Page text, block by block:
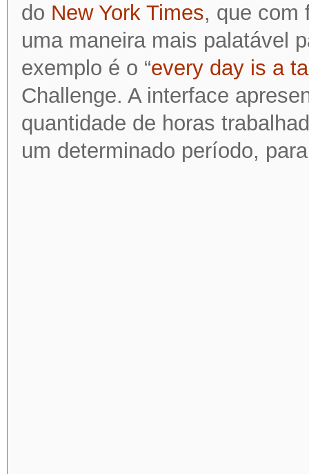
do New York Times, que com
uma maneira mais palatável
exemplo é o “every day is a
Challenge. A interface
quantidade de horas
um determinado período,